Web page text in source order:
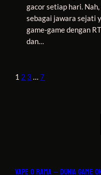
gacor setiap hari.
sebagai jawara sejati
game-game dengan
dan…
1 2 3 … 7
VAPE O RAMA – DUNIA GAME